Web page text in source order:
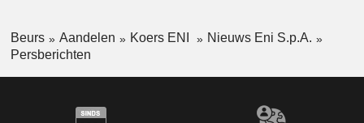
Beurs Aandelen Koers ENI
Nieuws Eni S.p.A.
Persberichten